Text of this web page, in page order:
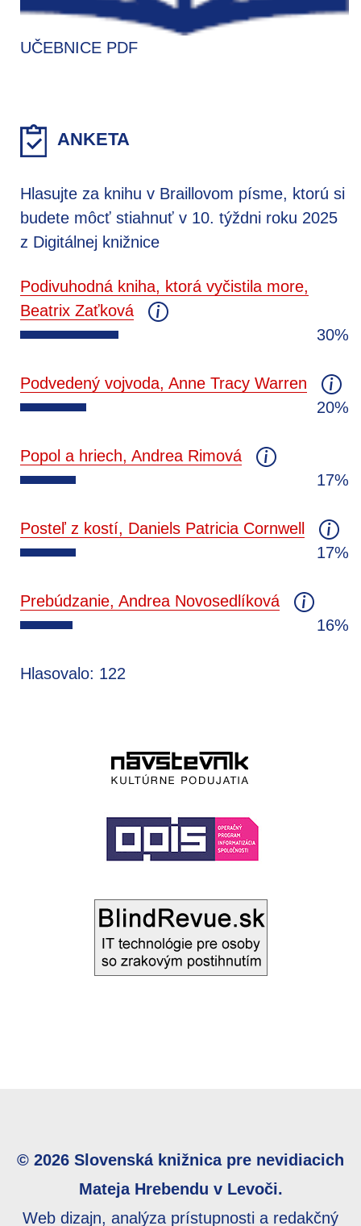
UČEBNICE PDF
ANKETA
Hlasujte za knihu v Braillovom písme, ktorú si
budete môcť stiahnuť v 10. týždni roku 2025
z Digitálnej knižnice
Podivuhodná kniha, ktorá vyčistila more,
Beatrix Zaťková
30%
Podvedený vojvoda, Anne Tracy Warren
20%
Popol a hriech, Andrea Rimová
17%
Posteľ z kostí, Daniels Patricia Cornwell
17%
Prebúdzanie, Andrea Novosedlíková
16%
Hlasovalo: 122
© 2026 Slovenská knižnica pre nevidiacich
Mateja Hrebendu v Levoči.
Web dizajn, analýza prístupnosti a redakčný